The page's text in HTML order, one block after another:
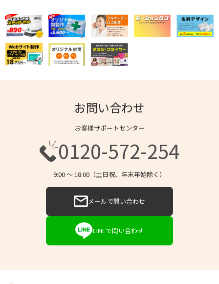
お問い合わせ
お客様サポートセンター
0120-572-254
9:00 〜 18:00（土日祝、年末年始除く）
メールで問い合わせ
LINEで問い合わせ